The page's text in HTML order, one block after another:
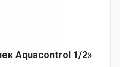
Aquacontrol 1/2»